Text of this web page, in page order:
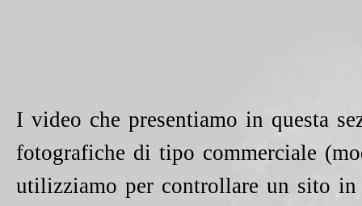
I video che presentiamo in questa
fotografiche di tipo commerciale
utilizziamo per controllare un sito